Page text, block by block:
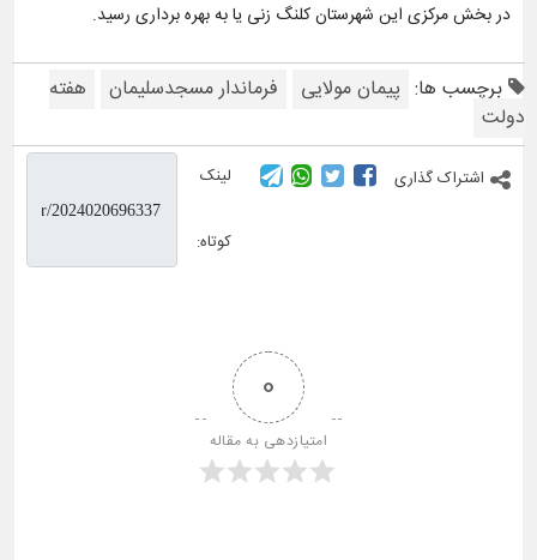
در بخش مرکزی این شهرستان کلنگ زنی یا به بهره برداری رسید.
برچسب ها: پیمان مولایی فرماندار مسجدسلیمان
هفته
دولت
اشتراک گذاری لینک
کوتاه:
0
امتیازدهی به مقاله